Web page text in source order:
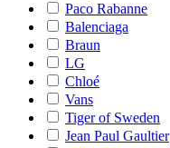
Paco Rabanne
Balenciaga
Braun
LG
Chloé
Vans
Tiger of Sweden
Jean Paul Gaultier